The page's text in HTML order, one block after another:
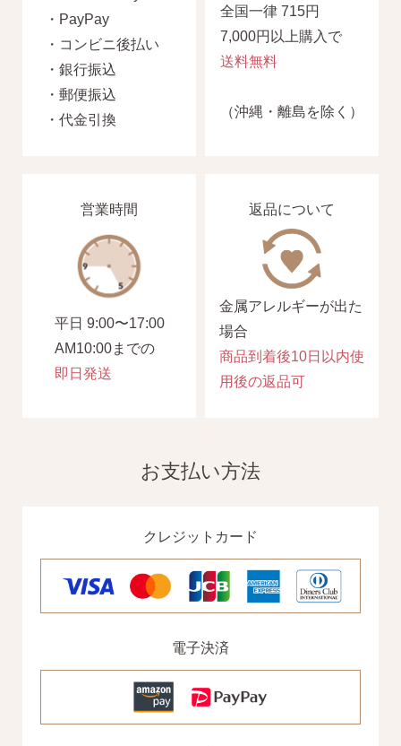
・PayPay
・コンビニ後払い
・銀行振込
・郵便振込
・代金引換
全国一律 715円
7,000円以上購入で
送料無料
（沖縄・離島を除く）
営業時間
平日 9:00〜17:00
AM10:00までの
即日発送
返品について
金属アレルギーが出た
場合
商品到着後10日以内使
用後の返品可
お支払い方法
クレジットカード
電子決済